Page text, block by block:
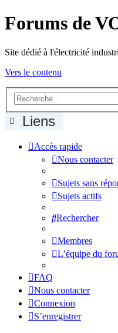
Forums de
Site dédié à l'électricité
Vers le contenu
Liens
Accès rapide
Nous contacter
Sujets sans
Sujets actifs
Rechercher
Membres
L’équipe du
FAQ
Nous contacter
Connexion
S’enregistrer